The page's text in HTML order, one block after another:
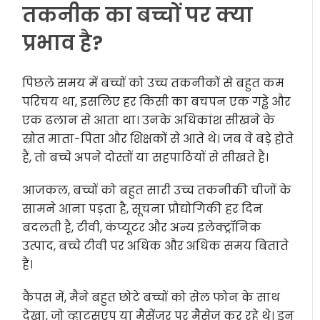
तकनीक का बच्चों पर क्या
प्रभाव है?
पिछले समय में बच्चों को उच्च तकनीकों से बहुत कम
परिचय था, इसलिए हर किसी का बचपन एक गड्ढे और
एक ढलान से आता था। उनके अधिकांश सीखने के
स्रोत माता-पिता और शिक्षकों से आते थे। जब वे बड़े होते
हैं, तो बच्चे अपने दोस्तों या सहपाठियों से सीखते हैं।
आजकल, बच्चों को बहुत सारी उच्च तकनीकी चीजों के
सामने आना पड़ता है, सूचना प्रौद्योगिकी हर दिन
बदलती है, टीवी, कंप्यूटर और अन्य इलेक्ट्रॉनिक
उत्पाद, बच्चे टीवी पर अधिक और अधिक समय बिताते
हैं।
कैंपस में, मैंने बहुत छोटे बच्चों को सेल फोन के साथ
देखा, जो व्हाट्सएप या मैसेंजर पर मैसेज कर रहे थे। इन